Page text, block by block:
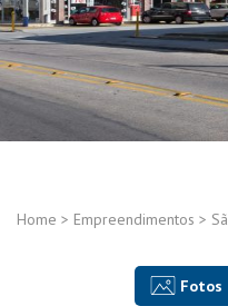
Home > Empreendimentos >
Fotos